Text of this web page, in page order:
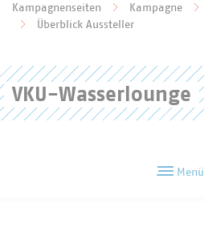
Zum Hauptinhalt springen
Sie befinden sich hier:
Kampagnenseiten Kampagne
Überblick Aussteller
VKU-Wasserlounge
Menü